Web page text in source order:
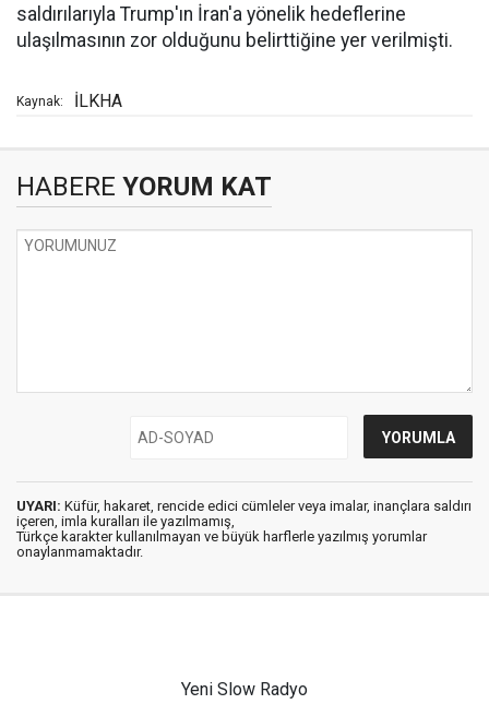
saldırılarıyla Trump'ın İran'a yönelik hedeflerine
ulaşılmasının zor olduğunu belirttiğine yer verilmişti.
Kaynak: İLKHA
HABERE YORUM KAT
UYARI: Küfür, hakaret, rencide edici cümleler veya imalar, inançlara saldırı
içeren, imla kuralları ile yazılmamış,
Türkçe karakter kullanılmayan ve büyük harflerle yazılmış yorumlar
onaylanmamaktadır.
Yeni Slow Radyo